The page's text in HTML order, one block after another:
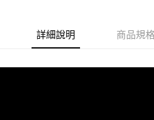
詳細說明 商品規